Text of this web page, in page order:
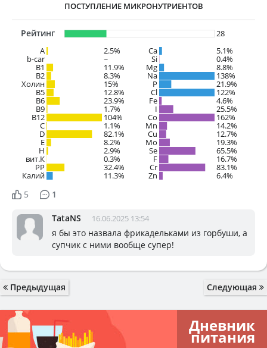
ПОСТУПЛЕНИЕ МИКРОНУТРИЕНТОВ
Рейтинг
28
A
2.5%
b-car ~
В1 11.9%
B2 8.3%
Холин 15%
B5 12.8%
B6 23.9%
B9 1.7%
B12 104%
C 1.1%
D 82.1%
E 8.2%
H 2.9%
вит.К 0.3%
PP 32.4%
Калий 11.3%
Ca 5.1%
Si 0.4%
Mg 8.8%
Na 138%
P 21.9%
Cl 122%
Fe 4.6%
I 25.5%
Co 162%
Mn 14.2%
Cu 12.7%
Mo 19.3%
Se 65.5%
F 16.7%
Cr 83.1%
Zn 6.4%
5 1
TataNS 16.06.2025 13:54
я бы это назвала фрикадельками из горбуши, а
супчик с ними вообще супер!
Предыдущая Следующая
Дневник
питания